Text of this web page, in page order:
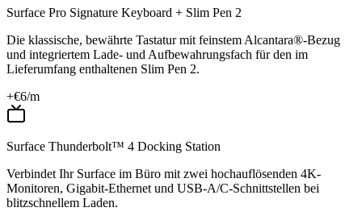
Surface Pro Signature Keyboard + Slim Pen 2
Die klassische, bewährte Tastatur mit feinstem Alcantara®-Bezug
und integriertem Lade- und Aufbewahrungsfach für den im
Lieferumfang enthaltenen Slim Pen 2.
+€6/m
Surface Thunderbolt™ 4 Docking Station
Verbindet Ihr Surface im Büro mit zwei hochauflösenden 4K-
Monitoren, Gigabit-Ethernet und USB-A/C-Schnittstellen bei
blitzschnellem Laden.